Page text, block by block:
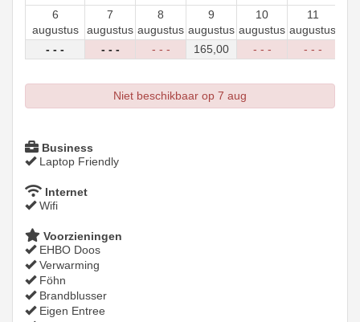
6
augustus
7
augustus
8
augustus
9
augustus
10
augustus
11
augustus
- - -
- - - - - - 165 ,00 - - - - - -
Niet beschikbaar op 7 aug
Business
Laptop Friendly
Internet
Wifi
Voorzieningen
EHBO Doos
Verwarming
Föhn
Brandblusser
Eigen Entree